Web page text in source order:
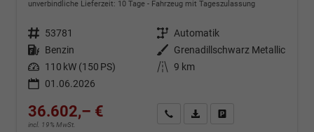
unverbindliche Lieferzeit: 10 Tage Fahrzeug mit Tageszulassung
Fahrzeugnr. 53781 Getriebe Automatik
Kraftstoff Benzin Außenfarbe Grenadillschwarz Metallic
Leistung 110 kW (150 PS) Kilometerstand 9 km
01.06.2026
36.602,– €
incl. 19% MwSt.
Kontakt & Angebot anfordern
PDF-Datei, Fahrzeugexposé